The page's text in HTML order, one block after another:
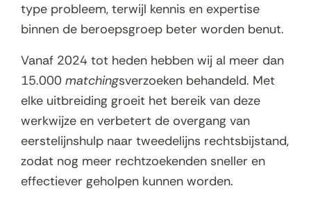
type probleem, terwijl kennis en expertise
binnen de beroepsgroep beter worden benut.
Vanaf 2024 tot heden hebben wij al meer dan
15.000 matchingsverzoeken behandeld. Met
elke uitbreiding groeit het bereik van deze
werkwijze en verbetert de overgang van
eerstelijnshulp naar tweedelijns rechtsbijstand,
zodat nog meer rechtzoekenden sneller en
effectiever geholpen kunnen worden.